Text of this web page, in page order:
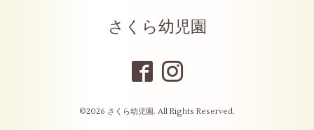
さくら幼児園
©2026 さくら幼児園. All Rights Reserved.